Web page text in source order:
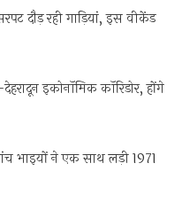
दौड़ रही गाड़ियां, इस वीकेंड
देहरादून इकोनॉमिक कॉरिडोर, होंगे
भाइयों ने एक साथ लड़ी 1971